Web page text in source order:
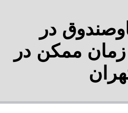
در
ممکن در